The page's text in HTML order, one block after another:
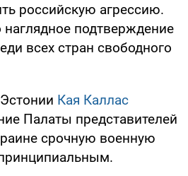
российскую агрессию.
наглядное подтверждение
всех стран свободного
Кая Каллас
Палаты представителей
срочную военную